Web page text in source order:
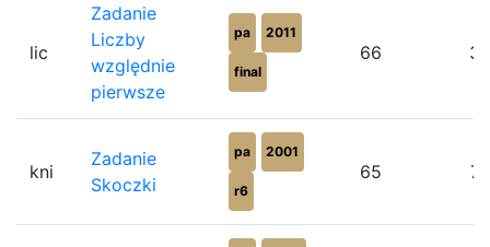
lic
Zadanie
Liczby
względnie
pierwsze
pa 2011
final
66
kni
Zadanie
Skoczki
pa 2001
r6
65